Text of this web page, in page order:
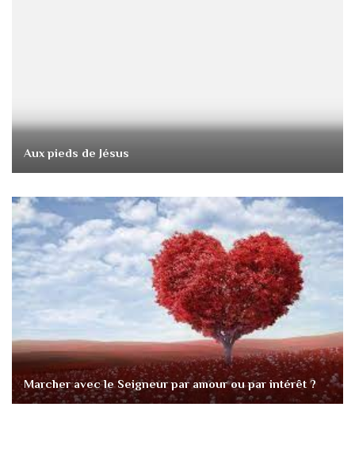
Aux pieds de Jésus
Marcher avec le Seigneur par amour ou par intérêt ?